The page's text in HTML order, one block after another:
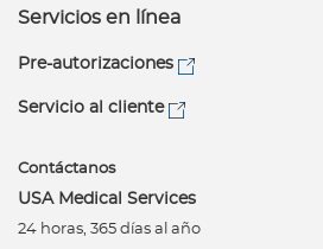
Servicios en línea
Pre-autorizaciones
Servicio al cliente
Contáctanos
USA Medical Services
24 horas, 365 días al año